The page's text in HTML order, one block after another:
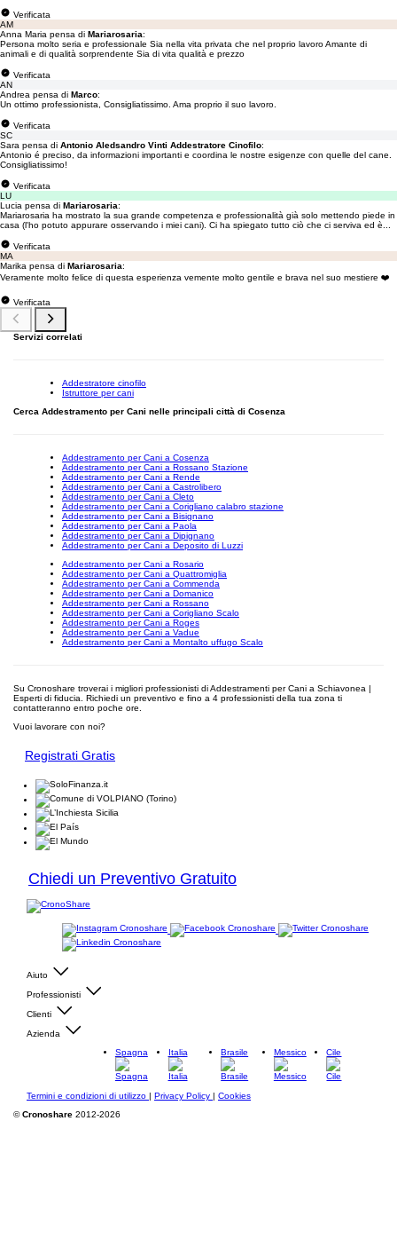
Verificata
AM
Anna Maria pensa di Mariarosaria:
Persona molto seria e professionale Sia nella vita privata che nel proprio lavoro Amante di
animali e di qualità sorprendente Sia di vita qualità e prezzo
Verificata
AN
Andrea pensa di Marco:
Un ottimo professionista, Consigliatissimo. Ama proprio il suo lavoro.
Verificata
SC
Sara pensa di Antonio Aledsandro Vinti Addestratore Cinofilo:
Antonio é preciso, da informazioni importanti e coordina le nostre esigenze con quelle del cane.
Consigliatissimo!
Verificata
LU
Lucia pensa di Mariarosaria:
Mariarosaria ha mostrato la sua grande competenza e professionalità già solo mettendo piede in
casa (l'ho potuto appurare osservando i miei cani). Ci ha spiegato tutto ciò che ci serviva ed è...
Verificata
MA
Marika pensa di Mariarosaria:
Veramente molto felice di questa esperienza vemente molto gentile e brava nel suo mestiere ❤️
Verificata
Servizi correlati
Addestratore cinofilo
Istruttore per cani
Cerca Addestramento per Cani nelle principali città di Cosenza
Addestramento per Cani a Cosenza
Addestramento per Cani a Rossano Stazione
Addestramento per Cani a Rende
Addestramento per Cani a Castrolibero
Addestramento per Cani a Cleto
Addestramento per Cani a Corigliano calabro stazione
Addestramento per Cani a Bisignano
Addestramento per Cani a Paola
Addestramento per Cani a Dipignano
Addestramento per Cani a Deposito di Luzzi
Addestramento per Cani a Rosario
Addestramento per Cani a Quattromiglia
Addestramento per Cani a Commenda
Addestramento per Cani a Domanico
Addestramento per Cani a Rossano
Addestramento per Cani a Corigliano Scalo
Addestramento per Cani a Roges
Addestramento per Cani a Vadue
Addestramento per Cani a Montalto uffugo Scalo
Su Cronoshare troverai i migliori professionisti di Addestramenti per Cani a Schiavonea |
Esperti di fiducia. Richiedi un preventivo e fino a 4 professionisti della tua zona ti
contatteranno entro poche ore.
Vuoi lavorare con noi?
Registrati Gratis
Chiedi un Preventivo Gratuito
Aiuto
Professionisti
Clienti
Azienda
Spagna
Italia Brasile Messico Cile
Termini e condizioni di utilizzo | Privacy Policy | Cookies
©Cronoshare 2012-2026